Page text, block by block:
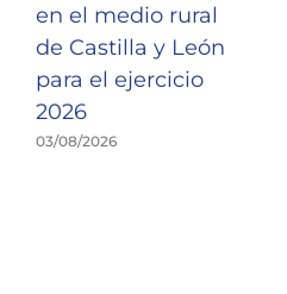
en el medio rural
de Castilla y León
para el ejercicio
2026
03/08/2026